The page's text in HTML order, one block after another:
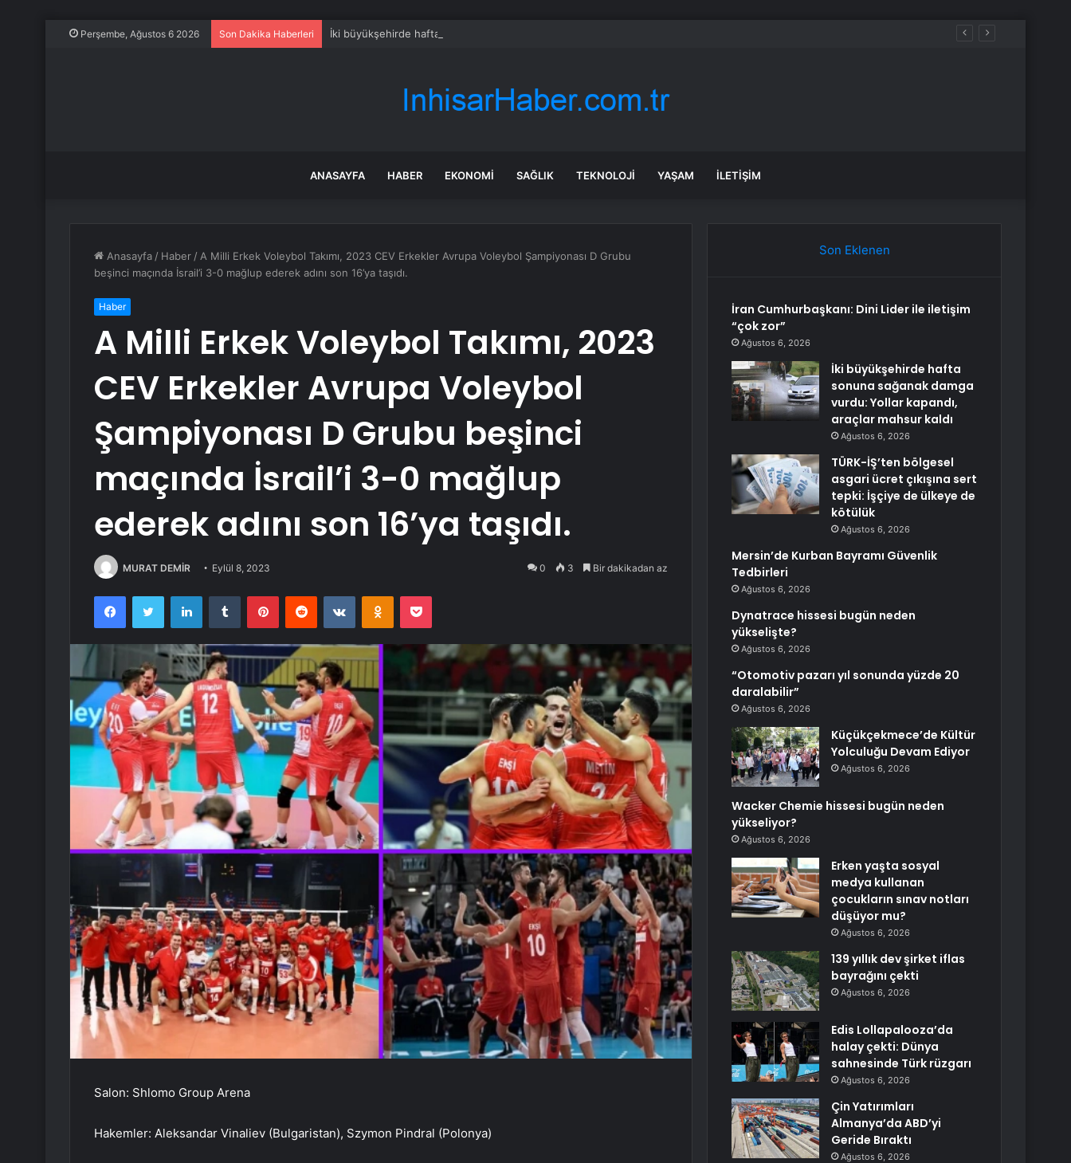
Perşembe, Ağustos 6 2026 Son Dakika Haberleri İki büyükşehirde hafta sonuna sağanak damga vurdu: Yollar kapandı, araçlar mahsur kaldı
ANASAYFA HABER EKONOMI SAĞLIK TEKNOLOJI YAŞAM İLETIŞIM
Anasayfa / Haber / A Milli Erkek Voleybol Takımı, 2023 CEV Erkekler Avrupa Voleybol Şampiyonası D Grubu
beşinci maçında İsrail’i 3-0 mağlup ederek adını son 16’ya taşıdı.
Haber
A Milli Erkek Voleybol Takımı, 2023
CEV Erkekler Avrupa Voleybol
Şampiyonası D Grubu beşinci
maçında İsrail’i 3-0 mağlup
ederek adını son 16’ya taşıdı.
MURAT DEMİR Eylül 8, 2023 0 3 Bir dakikadan az
FacebookTwitter LinkedInTumblr PinterestReddit VKontakteOdnoklassniki
Pocket
Salon: Shlomo Group Arena
Hakemler: Aleksandar Vinaliev (Bulgaristan), Szymon Pindral (Polonya)
Son Eklenen
İran Cumhurbaşkanı: Dini Lider ile iletişim
“çok zor”
Ağustos 6, 2026
İki büyükşehirde hafta
sonuna sağanak damga
vurdu: Yollar kapandı,
araçlar mahsur kaldı
Ağustos 6, 2026
TÜRK-İŞ’ten bölgesel
asgari ücret çıkışına sert
tepki: İşçiye de ülkeye de
kötülük
Ağustos 6, 2026
Mersin’de Kurban Bayramı Güvenlik
Tedbirleri
Ağustos 6, 2026
Dynatrace hissesi bugün neden
yükselişte?
Ağustos 6, 2026
“Otomotiv pazarı yıl sonunda yüzde 20
daralabilir”
Ağustos 6, 2026
Küçükçekmece’de Kültür
Yolculuğu Devam Ediyor
Ağustos 6, 2026
Wacker Chemie hissesi bugün neden
yükseliyor?
Ağustos 6, 2026
Erken yaşta sosyal
medya kullanan
çocukların sınav notları
düşüyor mu?
Ağustos 6, 2026
139 yıllık dev şirket iflas
bayrağını çekti
Ağustos 6, 2026
Edis Lollapalooza’da
halay çekti: Dünya
sahnesinde Türk rüzgarı
Ağustos 6, 2026
Çin Yatırımları
Almanya’da ABD’yi
Geride Bıraktı
Ağustos 6, 2026